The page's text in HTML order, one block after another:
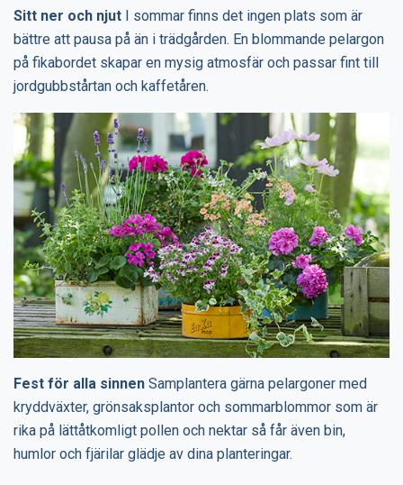
Sitt ner och njut
I sommar finns det ingen plats som är
bättre att pausa på än i trädgården. En blommande pelargon
på fikabordet skapar en mysig atmosfär och passar fint till
jordgubbstårtan och kaffetåren.
Fest för alla sinnen Samplantera gärna pelargoner med
kryddväxter, grönsaksplantor och sommarblommor som är
rika på lättåtkomligt pollen och nektar så får även bin,
humlor och fjärilar glädje av dina planteringar.